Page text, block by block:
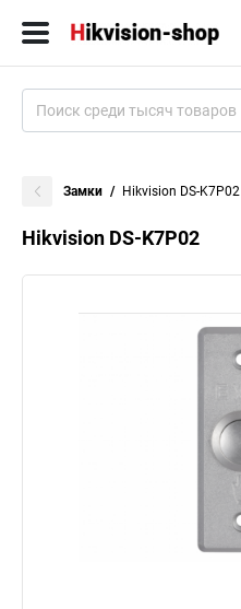
Замки Hikvision DS-K7P02
Hikvision DS-K7P02